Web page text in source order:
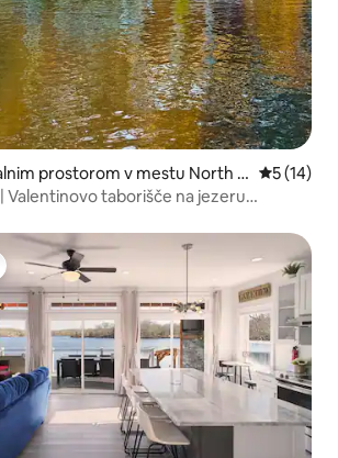
prostorom v mestu North S
5 (14)
Valentinovo taborišče na jezeru
prenočišča z značko »Izbira gostov«